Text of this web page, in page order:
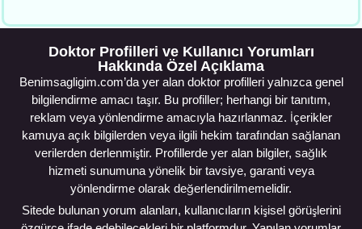
Doktor Profilleri ve Kullanıcı Yorumları
Hakkında Özel Açıklama
Benimsagligim.com’da yer alan doktor profilleri yalnızca genel
bilgilendirme amacı taşır. Bu profiller; herhangi bir tanıtım,
reklam veya yönlendirme amacıyla hazırlanmaz. İçerikler
kamuya açık bilgilerden veya ilgili hekim tarafından sağlanan
verilerden derlenmiştir. Profillerde yer alan bilgiler, sağlık
hizmeti sunumuna yönelik bir tavsiye, garanti veya
yönlendirme olarak değerlendirilmemelidir.
Sitede bulunan yorum alanları, kullanıcıların kişisel görüşlerini